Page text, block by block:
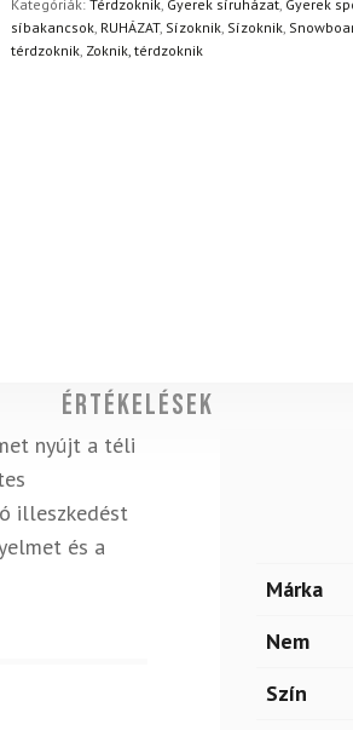
Kategóriák: Térdzoknik, Gyerek síruházat, Gyerek
síbakancsok, RUHÁZAT, Sízoknik, Sízoknik,
térdzoknik, Zoknik, térdzoknik
Értékelések
nyújt a téli
illeszkedést
és a
Márka
Nem
Szín